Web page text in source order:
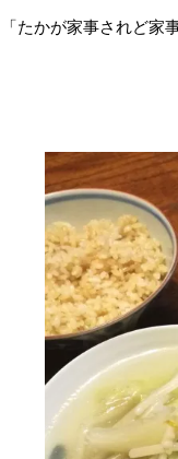
「たかが家事されど家